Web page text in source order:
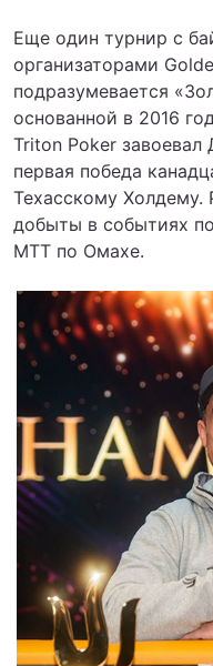
Еще один турнир с
организаторами
подразумевается
основанной в 2016
Triton Poker
первая победа
Техасскому Холдему.
добыты в событиях
МТТ по Омахе.